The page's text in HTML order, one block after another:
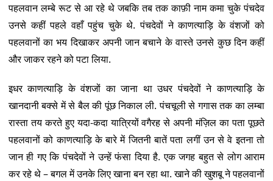
पहलवान लम्बे रूट से आ रहे थे जबकि तब तक काफ़ी नाम कमा चुके पंचदेव
उनसे कहीं पहले वहाँ पहुंच चुके थे. पंचदेवों ने काणत्याड़ि के वंशजों को
पहलवानों का भय दिखाकर अपनी जान बचाने के वास्ते उनसे कुछ दिन कहीं
और जाकर रहने को पटा लिया.
इधर काणत्याड़ि के वंशजों का जाना था उधर पंचदेवों ने काणत्याड़ि के
खानदानी बक्से में से बैल की पूंछ निकाल ली. पंचचूली से गगास तक का लम्बा
रास्ता तय करते हुए यदा-कदा यात्रियों वगैरह से अपनी मंज़िल का पता पूछते
पहलवानों को काणत्याड़ि के बारे में जितनी बातें पता लगीं उन से वे इतना तो
जान ही गए कि पंचदेवों ने उन्हें फंसा दिया है. एक जगह बहुत से लोग आराम
कर रहे थे – बगल में उनके लिए खाना बन रहा था. खाने की खुशबू ने पहलवानों